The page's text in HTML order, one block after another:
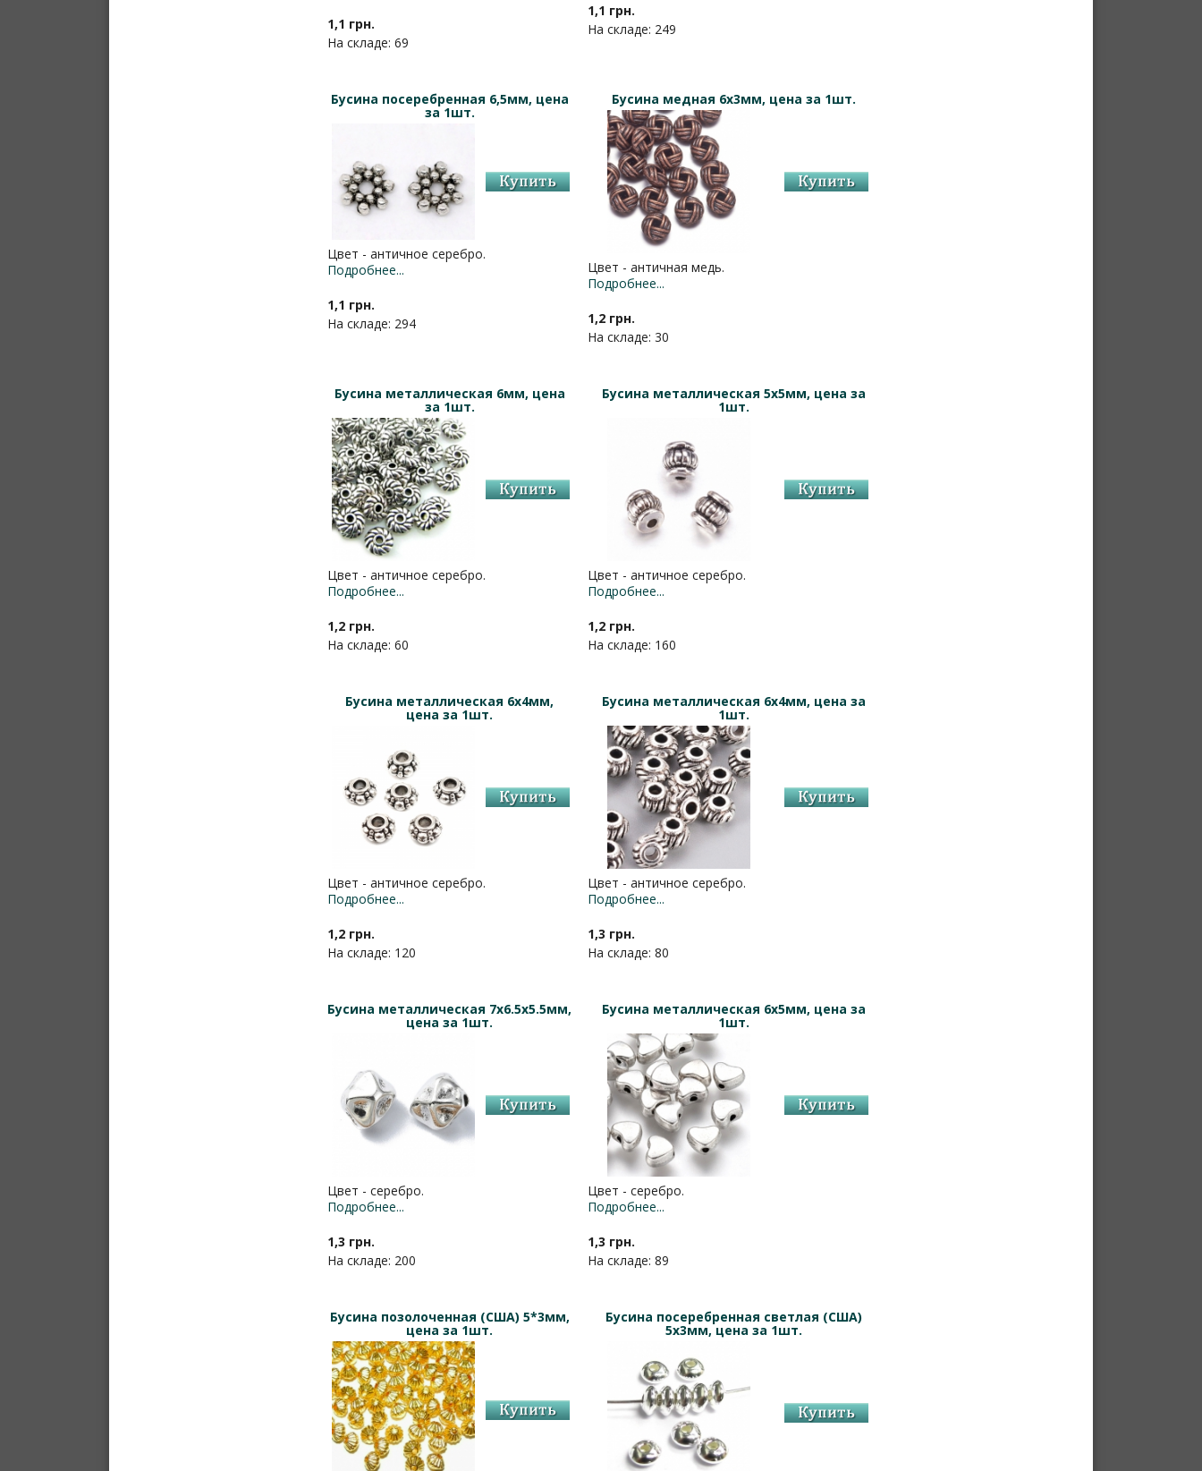
1,1 грн.
На складе: 69
1,1 грн.
На складе: 249
Бусина посеребренная 6,5мм, цена
за 1шт.
Цвет - античное серебро.
Подробнее...
1,1 грн.
На складе: 294
Бусина медная 6х3мм, цена за 1шт.
Цвет - античная медь.
Подробнее...
1,2 грн.
На складе: 30
Бусина металлическая 6мм, цена
за 1шт.
Цвет - античное серебро.
Подробнее...
1,2 грн.
На складе: 60
Бусина металлическая 5х5мм, цена за
1шт.
Цвет - античное серебро.
Подробнее...
1,2 грн.
На складе: 160
Бусина металлическая 6х4мм,
цена за 1шт.
Цвет - античное серебро.
Подробнее...
1,2 грн.
На складе: 120
Бусина металлическая 6х4мм, цена за
1шт.
Цвет - античное серебро.
Подробнее...
1,3 грн.
На складе: 80
Бусина металлическая 7х6.5х5.5мм,
цена за 1шт.
Цвет - серебро.
Подробнее...
1,3 грн.
На складе: 200
Бусина металлическая 6х5мм, цена за
1шт.
Цвет - серебро.
Подробнее...
1,3 грн.
На складе: 89
Бусина позолоченная (США) 5*3мм,
цена за 1шт.
Бусина посеребренная светлая (США)
5х3мм, цена за 1шт.